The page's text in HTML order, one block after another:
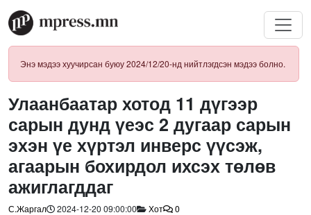
Энэ мэдээ хуучирсан буюу 2024/12/20-нд нийтлэгдсэн мэдээ болно.
Улаанбаатар хотод 11 дүгээр
сарын дунд үеэс 2 дугаар сарын
эхэн үе хүртэл инверс үүсэж,
агаарын бохирдол ихсэх төлөв
ажиглагддаг
С.Жаргал 2024-12-20 09:00:00 Хот 0